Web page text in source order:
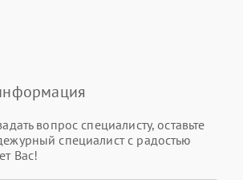
вопрос специалисту, оставьте
специалист с радостью
Вас!